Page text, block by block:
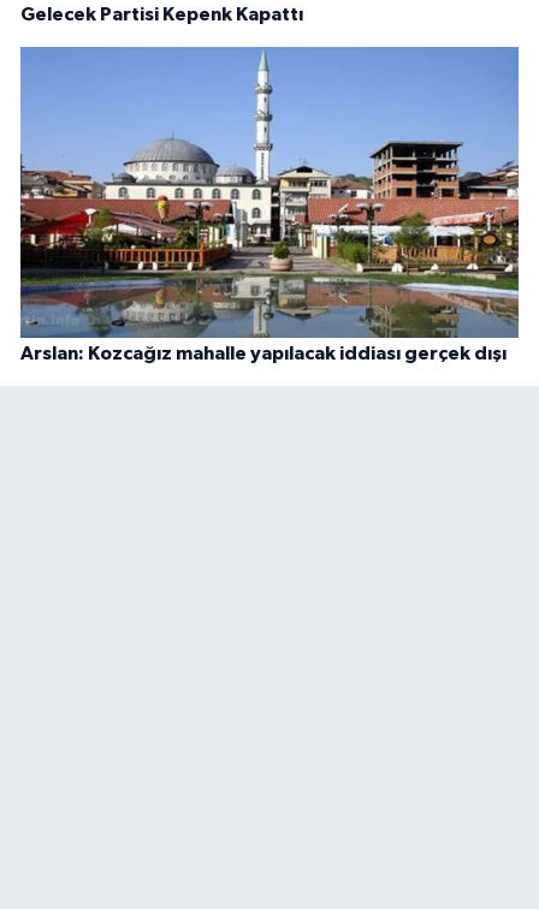
Gelecek Partisi Kepenk Kapattı
Arslan: Kozcağız mahalle yapılacak iddiası gerçek dışı